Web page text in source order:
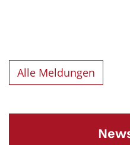
Alle Meldungen